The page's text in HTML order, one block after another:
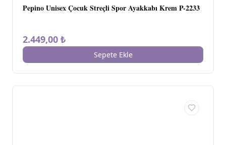
Pepino Unisex Çocuk Streçli Spor Ayakkabı Krem P-2233
2.449,00 ₺
Sepete Ekle